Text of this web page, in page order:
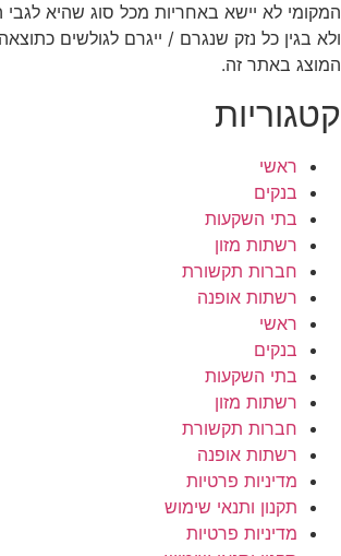
המקומי לא יישא באחריות מכל סוג שהיא
ולא בגין כל נזק שנגרם / ייגרם לגולשים
המוצג באתר זה.
קטגוריות
ראשי
בנקים
בתי השקעות
רשתות מזון
חברות תקשורת
רשתות אופנה
ראשי
בנקים
בתי השקעות
רשתות מזון
חברות תקשורת
רשתות אופנה
מדיניות פרטיות
תקנון ותנאי שימוש
מדיניות פרטיות